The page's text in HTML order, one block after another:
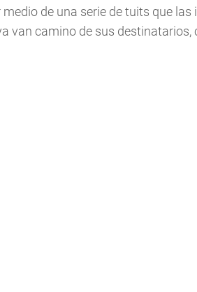
de una serie de tuits que las
van camino de sus destinatarios,